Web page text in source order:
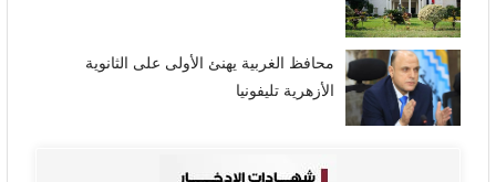
محافظ الغربية يهنئ الأولى على الثانوية
الأزهرية تليفونيا